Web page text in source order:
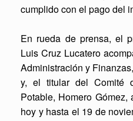
cumplido con el pago del
En rueda de prensa, el
Luis Cruz Lucatero
Administración y
y, el titular del Comité
Potable, Homero
hoy y hasta el 19 de